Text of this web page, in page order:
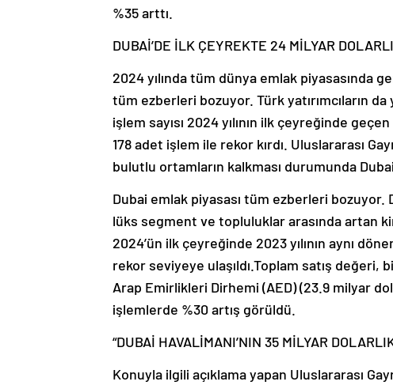
%35 arttı.
DUBAİ’DE İLK ÇEYREKTE 24 MİLYAR
2024 yılında tüm dünya emlak piyasasında
tüm ezberleri bozuyor. Türk yatırımcıların
işlem sayısı 2024 yılının ilk çeyreğinde
178 adet işlem ile rekor kırdı. Uluslararası
bulutlu ortamların kalkması durumunda
Dubai emlak piyasası tüm ezberleri bozuyor.
lüks segment ve topluluklar arasında artan
2024’ün ilk çeyreğinde 2023 yılının aynı
rekor seviyeye ulaşıldı.Toplam satış değeri,
Arap Emirlikleri Dirhemi (AED) (23.9 milyar
işlemlerde %30 artış görüldü.
“DUBAİ HAVALİMANI’NIN 35 MİLYAR
Konuyla ilgili açıklama yapan Uluslararası